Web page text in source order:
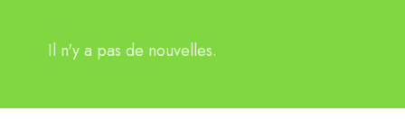
Il n'y a pas de nouvelles.